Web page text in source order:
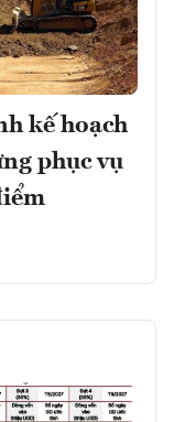
kế hoạch
phục vụ